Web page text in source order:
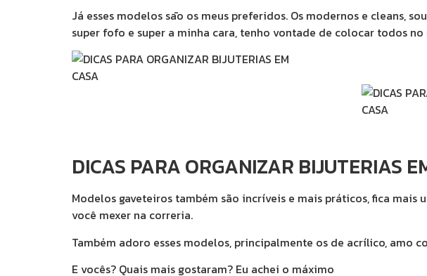
Já esses modelos sāo os meus preferidos. Os modernos e cleans,
super fofo e super a minha cara, tenho vontade de colocar todos
DICAS PARA ORGANIZAR BIJUTERIAS
Modelos gaveteiros também são incríveis e mais práticos, fica
você mexer na correria.
Também adoro esses modelos, principalmente os de acrílico, amo
E vocês? Quais mais gostaram? Eu achei o máximo